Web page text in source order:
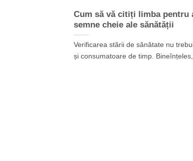
Cum să vă citiți limba pentru
semne cheie ale sănătății
Verificarea stării de sănătate nu
și consumatoare de timp.